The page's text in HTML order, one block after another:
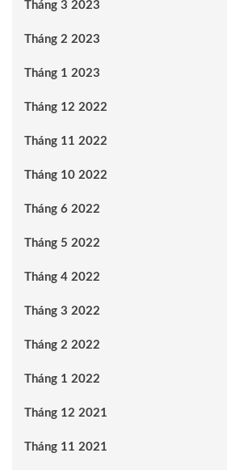
Tháng 3 2023
Tháng 2 2023
Tháng 1 2023
Tháng 12 2022
Tháng 11 2022
Tháng 10 2022
Tháng 6 2022
Tháng 5 2022
Tháng 4 2022
Tháng 3 2022
Tháng 2 2022
Tháng 1 2022
Tháng 12 2021
Tháng 11 2021